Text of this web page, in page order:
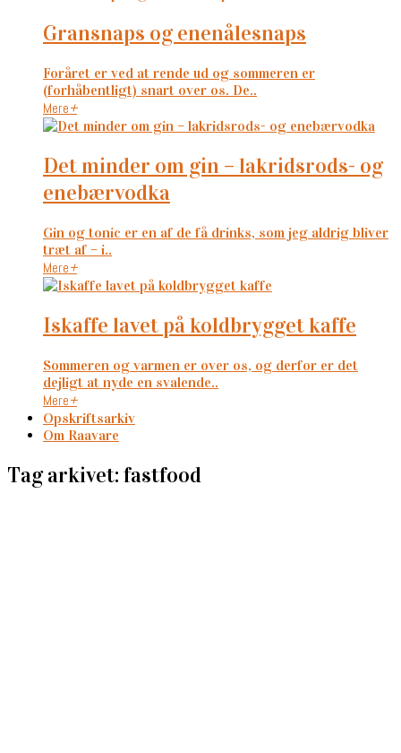
gransnaps og enenålesnaps
Foråret er ved at rende ud og sommeren er
(forhåbentligt) snart over os. De..
Mere+
det minder om gin – lakridsrods- og
enebærvodka
Gin og tonic er en af de få drinks, som jeg aldrig bliver
træt af – i..
Mere+
iskaffe lavet på koldbrygget kaffe
Sommeren og varmen er over os, og derfor er det
dejligt at nyde en svalende..
Mere+
Opskriftsarkiv
Om Raavare
Tag arkivet: fastfood